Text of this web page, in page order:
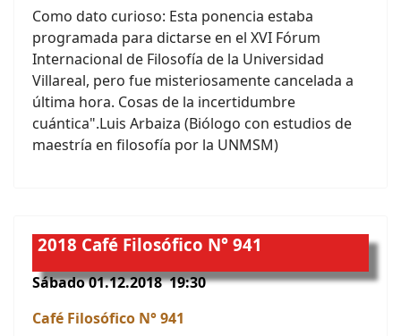
Como dato curioso: Esta ponencia estaba
programada para dictarse en el XVI Fórum
Internacional de Filosofía de la Universidad
Villareal, pero fue misteriosamente cancelada a
última hora. Cosas de la incertidumbre
cuántica".Luis Arbaiza (Biólogo con estudios de
maestría en filosofía por la UNMSM)
2018 Café Filosófico N° 941
Sábado 01.12.2018 19:30
Café Filosófico N° 941